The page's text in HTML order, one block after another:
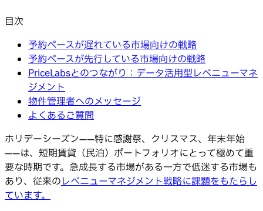
目次
予約ペースが遅れている市場向けの戦略
予約ペースが先行している市場向けの戦略
PriceLabsとのつながり：データ活用型レベニューマネ
ジメント
物件管理者へのメッセージ
よくあるご質問
ホリデーシーズン——特に感謝祭、クリスマス、年末年始
——は、短期賃貸（民泊）ポートフォリオにとって極めて重
要な時期です。急成長する市場がある一方で低迷する市場も
あり、従来のレベニューマネジメント戦略に課題をもたらし
ています。